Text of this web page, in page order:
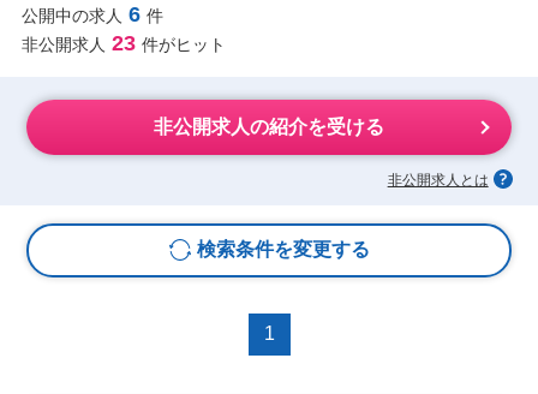
公開中の求人 6 件
非公開求人 23 件がヒット
非公開求人の紹介を受ける
非公開求人とは
検索条件を変更する
1